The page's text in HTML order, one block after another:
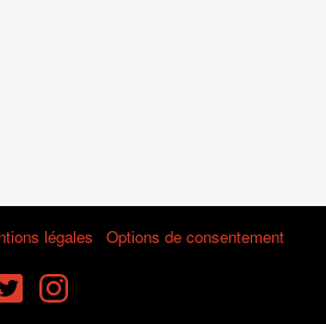
légales Options de consentement
TwitterInstagram